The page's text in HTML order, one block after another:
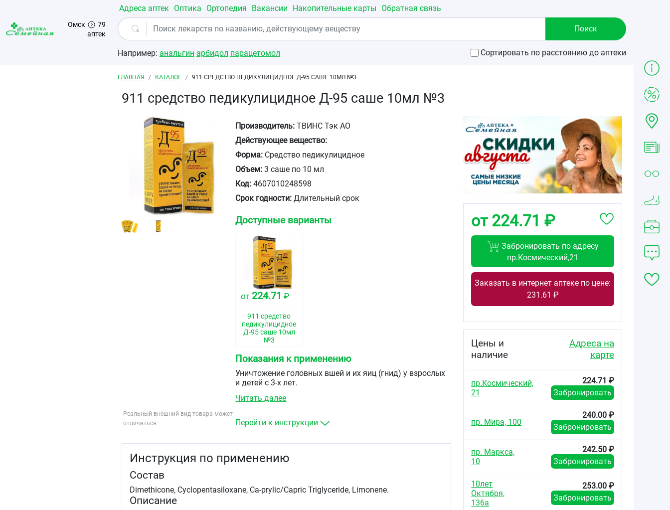
Перейти к основному содержанию
Омск
79
аптек
Адреса аптек Оптика Ортопедия Вакансии Накопительные карты Обратная связь
Например: анальгин арбидол парацетомол Сортировать по расстоянию до аптеки
Строка навигации
ГЛАВНАЯ КАТАЛОГ 911 СРЕДСТВО ПЕДИКУЛИЦИДНОЕ Д-95 САШЕ 10МЛ №3
911 средство педикулицидное Д-95 саше 10мл №3
Реальный внешний вид товара может
отличаться
Производитель: ТВИНС Тэк АО
Действующее вещество:
Форма: Средство педикулицидное
Объем: 3 саше по 10 мл
Код: 4607010248598
Срок годности: Длительный срок
Доступные варианты
от 224.71 ₽
911 средство
педикулицидное
Д-95 саше 10мл
№3
Показания к применению
Уничтожение головных вшей и их яиц (гнид) у взрослых
и детей с 3-х лет.
Читать далее
Перейти к инструкции
Инструкция по применению
Состав
Dimethicone, Cyclopentasiloxane, Са-prylic/Capric Triglyceride, Limonene.
Описание
от 224.71 ₽
Забронировать по адресу
пр.Космический,21
Заказать в интернет аптеке по цене:
231.61 ₽
Цены и
наличие
Адреса на
карте
пр.Космический,
21
224.71 ₽
Забронировать
пр. Мира, 100
240.00 ₽
Забронировать
пр. Маркса,
10
242.50 ₽
Забронировать
10лет
Октября,
136а
253.00 ₽
Забронировать